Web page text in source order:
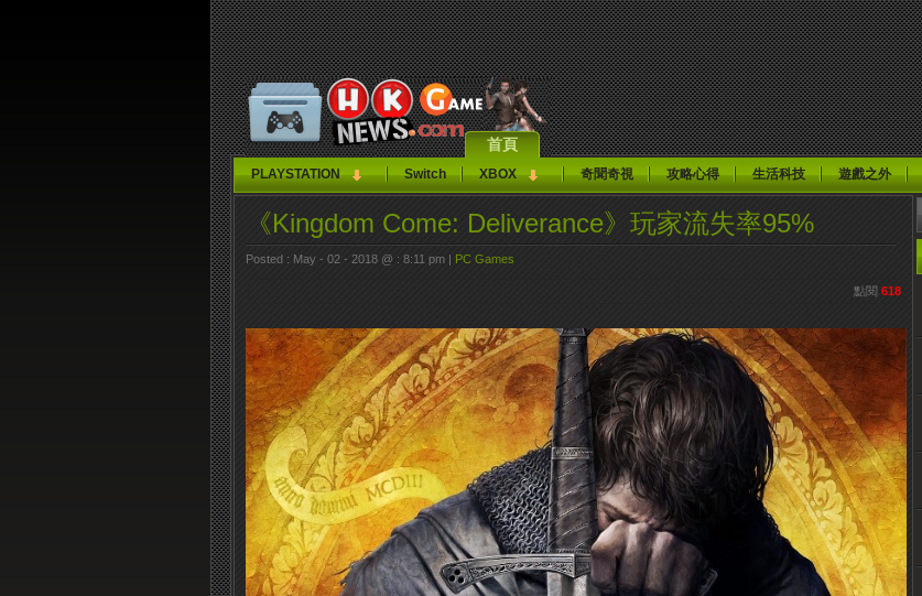
首頁
PLAYSTATION Switch XBOX 奇聞奇視 攻略心得 生活科技 遊戲之外
《Kingdom Come: Deliverance》玩家流失率95%
Posted : May - 02 - 2018 @ : 8:11 pm | PC Games
點閱 618